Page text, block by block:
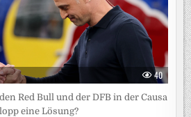
40
Red Bull und der DFB in der Causa
eine Lösung?